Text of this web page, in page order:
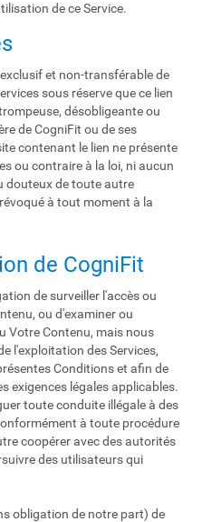
de ce Service.
et non-transférable de
sous réserve que ce lien
désobligeante ou
de CogniFit ou de ses
contenant le lien ne présente
ou contraire à la loi, ni aucun
douteux de toute autre
à tout moment à la
de CogniFit
de surveiller l'accès ou
ou d'examiner ou
Votre Contenu, mais nous
l'exploitation des Services,
Conditions et afin de
exigences légales applicables.
toute conduite illégale à des
à toute procédure
coopérer avec des autorités
des utilisateurs qui
obligation de notre part) de